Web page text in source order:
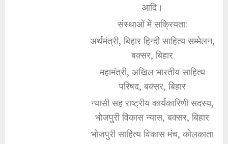
आदि।
संस्थाओं में सक्रियता:
अर्थमंत्री, बिहार हिन्दी साहित्य सम्मेलन,
बक्सर, बिहार
महामंत्री, अखिल भारतीय साहित्य
परिषद, बक्सर, बिहार
न्यासी सह राष्ट्रीय कार्यकारिणी सदस्य,
भोजपुरी विकास न्यास, बक्सर, बिहार
भोजपुरी साहित्य विकास मंच, कोलकाता